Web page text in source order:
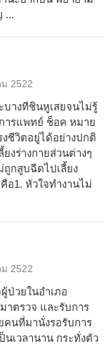
...
2522
บางทีชินหูเสยจนไม่รู้
ารแพทย์ ช็อค หมาย
ชีวิตอยู่ได้อย่างปกติ
งร่างกายส่วนต่างๆ
ถูกสูบฉีดไปเลี้ยง
อ1. หัวใจทำงานไม่
2522
ป่วยในอำเภอ
าตรวจ และรับการ
คนที่มานั่งรอรับการ
เวลานาน กระทั่งตัว